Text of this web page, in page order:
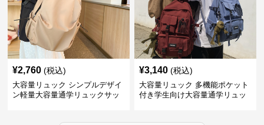
¥2,760 (税込)
大容量リュック シンプルデザイ
ン軽量大容量通学リュックサッ
¥3,140 (税込)
大容量リュック 多機能ポケット
付き学生向け大容量通学リュッ